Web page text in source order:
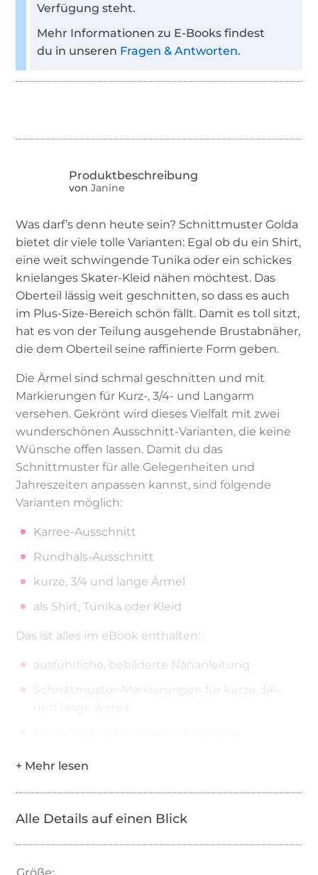
Verfügung steht.
Mehr Informationen zu E-Books findest
du in unseren Fragen & Antworten.
von Janine
Was darf’s denn heute sein? Schnittmuster Golda
bietet dir viele tolle Varianten: Egal ob du ein Shirt,
eine weit schwingende Tunika oder ein schickes
knielanges Skater-Kleid nähen möchtest. Das
Oberteil lässig weit geschnitten, so dass es auch
im Plus-Size-Bereich schön fällt. Damit es toll sitzt,
hat es von der Teilung ausgehende Brustabnäher,
die dem Oberteil seine raffinierte Form geben.
Die Ärmel sind schmal geschnitten und mit
Markierungen für Kurz-, 3/4- und Langarm
versehen. Gekrönt wird dieses Vielfalt mit zwei
wunderschönen Ausschnitt-Varianten, die keine
Wünsche offen lassen. Damit du das
Schnittmuster für alle Gelegenheiten und
Jahreszeiten anpassen kannst, sind folgende
Varianten möglich:
Karree-Ausschnitt
Rundhals-Ausschnitt
kurze, 3/4 und lange Ärmel
als Shirt, Tunika oder Kleid
Das ist alles im eBook enthalten:
ausführliche, bebilderte Nähanleitung
Schnittmuster-Markierungen für kurze, 3/4-
Tabellen: Körpermaße, Fertigmaße, Verbräuche
Erfahrungsstufe: für Anfänger geeignet
Alle Details auf einen Blick